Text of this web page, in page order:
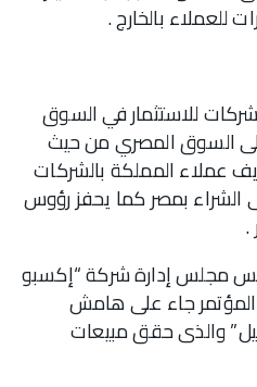
للعملاء بالخارج .
للاستثمار في السوق
السوق المصري من حيث
عملاء المملكة بالشركات
بمصر كما يحفز رؤوس
.
مجلس إدارة شركة “إكسبو
المؤتمر جاء على هامش
والذى حقق مبيعات